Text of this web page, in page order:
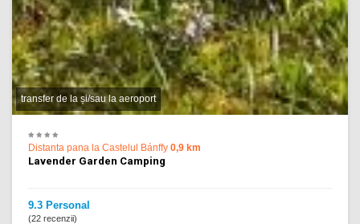
transfer de la și/sau la aeroport
Distanta pana la Castelul Bánffy 0,9 km
Lavender Garden Camping
9.3 Personal
(22 recenzii)